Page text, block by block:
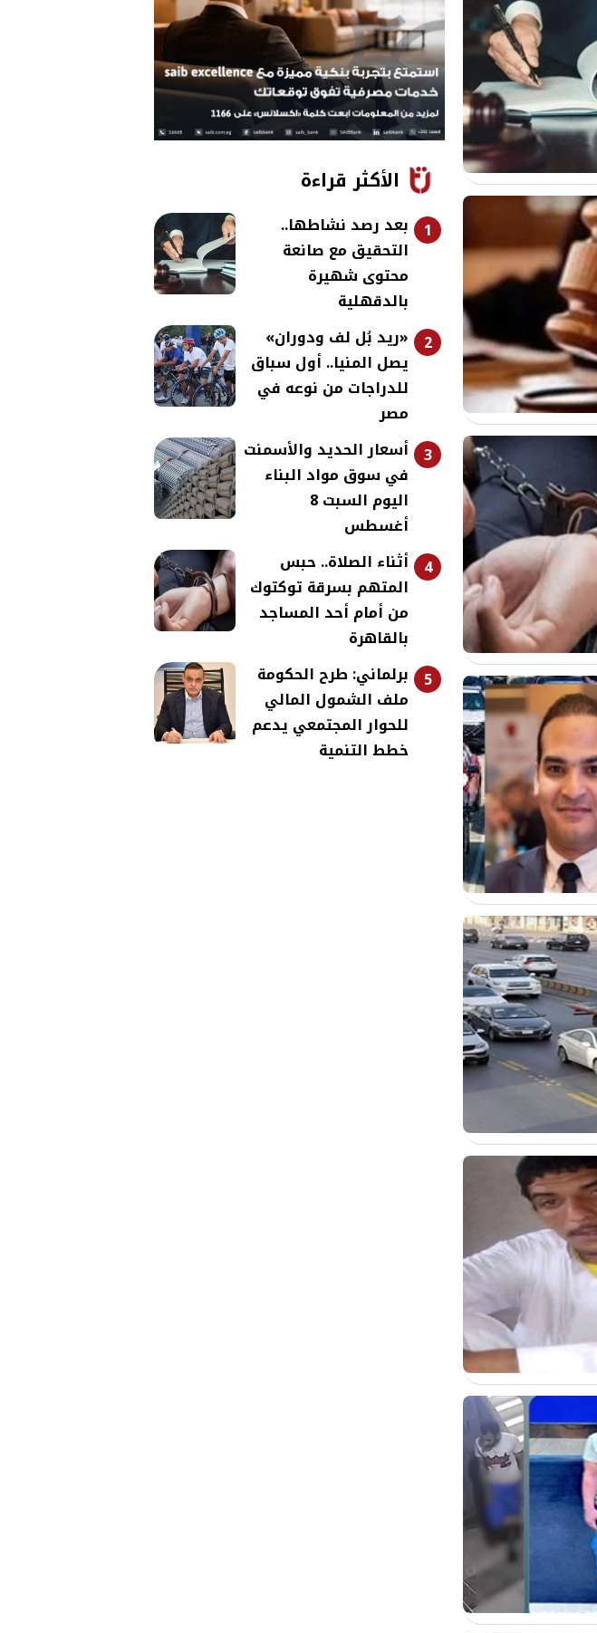
الأكثر قراءة
1
بعد رصد نشاطها..
التحقيق مع صانعة
محتوى شهيرة
بالدقهلية
2
«ريد بُل لف ودوران»
يصل المنيا.. أول سباق
للدراجات من نوعه في
مصر
3 أسعار الحديد والأسمنت
في سوق مواد البناء
اليوم السبت 8
أغسطس
4
أثناء الصلاة.. حبس
المتهم بسرقة توكتوك
من أمام أحد المساجد
بالقاهرة
5
برلماني: طرح الحكومة
ملف الشمول المالي
للحوار المجتمعي يدعم
خطط التنمية